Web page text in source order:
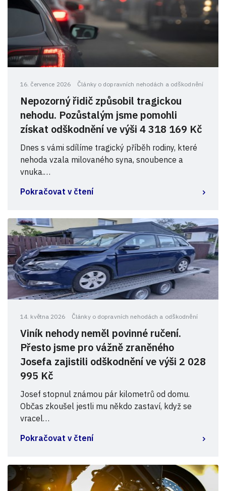
16. července 2026 Články o dopravních nehodách a odškodnění
Nepozorný řidič způsobil tragickou
nehodu. Pozůstalým jsme pomohli
získat odškodnění ve výši 4 318 169 Kč
Dnes s vámi sdílíme tragický příběh rodiny, které
nehoda vzala milovaného syna, snoubence a
vnuka.…
Pokračovat v čtení
14. května 2026 Články o dopravních nehodách a odškodnění
Viník nehody neměl povinné ručení.
Přesto jsme pro vážně zraněného
Josefa zajistili odškodnění ve výši 2 028
995 Kč
Josef stopnul známou pár kilometrů od domu.
Občas zkoušel jestli mu někdo zastaví, když se
vracel…
Pokračovat v čtení